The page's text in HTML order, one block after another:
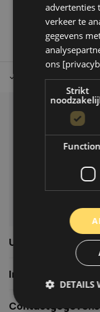
Tot 30 dagen retour
Klantenservice
Veelgestelde
06-39119169
Usefull links
Informatie
Contactgegevens
advertenties
verkeer te
gegevens
ons
Strikt
DETAILS